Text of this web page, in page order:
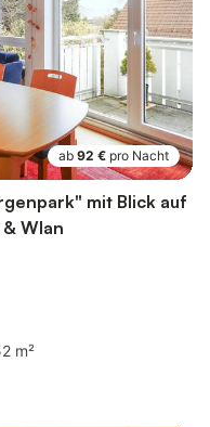
ab 92 € pro Nacht
mit Blick auf
Wlan
m²